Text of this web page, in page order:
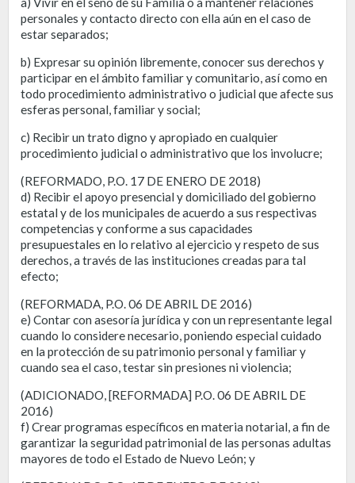
personales y contacto directo con ella aún en el caso de
estar separados;
b) Expresar su opinión libremente, conocer sus derechos y
participar en el ámbito familiar y comunitario, así como en
todo procedimiento administrativo o judicial que afecte sus
esferas personal, familiar y social;
c) Recibir un trato digno y apropiado en cualquier
procedimiento judicial o administrativo que los involucre;
(REFORMADO, P.O. 17 DE ENERO DE 2018)
d) Recibir el apoyo presencial y domiciliado del gobierno
estatal y de los municipales de acuerdo a sus respectivas
competencias y conforme a sus capacidades
presupuestales en lo relativo al ejercicio y respeto de sus
derechos, a través de las instituciones creadas para tal
efecto;
(REFORMADA, P.O. 06 DE ABRIL DE 2016)
e) Contar con asesoría jurídica y con un representante legal
cuando lo considere necesario, poniendo especial cuidado
en la protección de su patrimonio personal y familiar y
cuando sea el caso, testar sin presiones ni violencia;
(ADICIONADO, [REFORMADA] P.O. 06 DE ABRIL DE
2016)
f) Crear programas específicos en materia notarial, a fin de
garantizar la seguridad patrimonial de las personas adultas
mayores de todo el Estado de Nuevo León; y